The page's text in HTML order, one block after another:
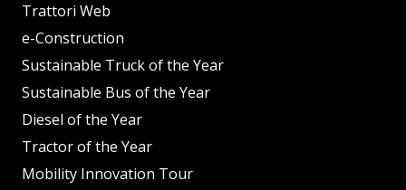
Trattori Web
e-Construction
Sustainable Truck of the Year
Sustainable Bus of the Year
Diesel of the Year
Tractor of the Year
Mobility Innovation Tour